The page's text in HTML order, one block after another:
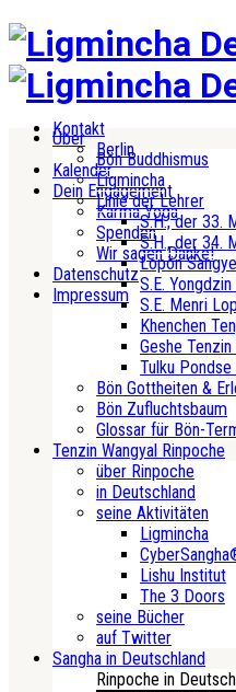
Kontakt
Berlin
Kalender
Dein Engagement
Karma Yoga
Spenden
Wir sagen Danke!
Datenschutz
Impressum
Über
Bön Buddhismus
Ligmincha
Linie der Lehrer
S.H., der 33.
S.H., der 34.
Lopön
S.E.
S.E. Menri
Khenchen
Geshe
Tulku
Bön Gottheiten &
Bön Zufluchtsbaum
Glossar für Bön-
Tenzin Wangyal Rinpoche
über Rinpoche
in Deutschland
seine Aktivitäten
Ligmincha
Lishu Institut
The 3 Doors
seine Bücher
auf Twitter
Sangha in Deutschland
Rinpoche in